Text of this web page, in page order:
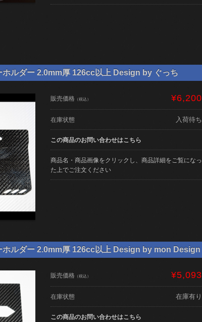
ホルダー 2.0mm厚 126cc以上 Design by ぐっち
販売価格 （税込） ¥6,200
在庫状態 入荷待ち
この商品のお問い合わせはこちら
商品名・商品画像をクリックし、商品詳細をご覧になっ
た上でご注文ください
ホルダー 2.0mm厚 126cc以上 Design by mon Design
販売価格 （税込） ¥5,093
在庫状態 在庫有り
この商品のお問い合わせはこちら